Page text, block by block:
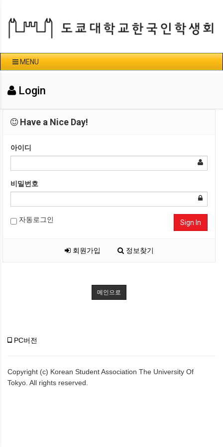
MENU
Login
Have a Nice Day!
아이디
비밀번호
자동로그인 Sign In
회원가입 정보찾기
메인으로
PC버전
Copyright (c) Korean Student Association The University Of
Tokyo. All rights reserved.